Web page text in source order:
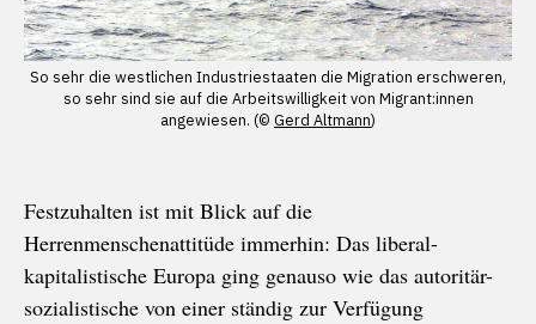
So sehr die westlichen Industriestaaten die Migration erschweren,
so sehr sind sie auf die Arbeitswilligkeit von Migrant:innen
angewiesen. (© Gerd Altmann)
Festzuhalten ist mit Blick auf die
Herrenmenschenattitüde immerhin: Das liberal-
kapitalistische Europa ging genauso wie das autoritär-
sozialistische von einer ständig zur Verfügung